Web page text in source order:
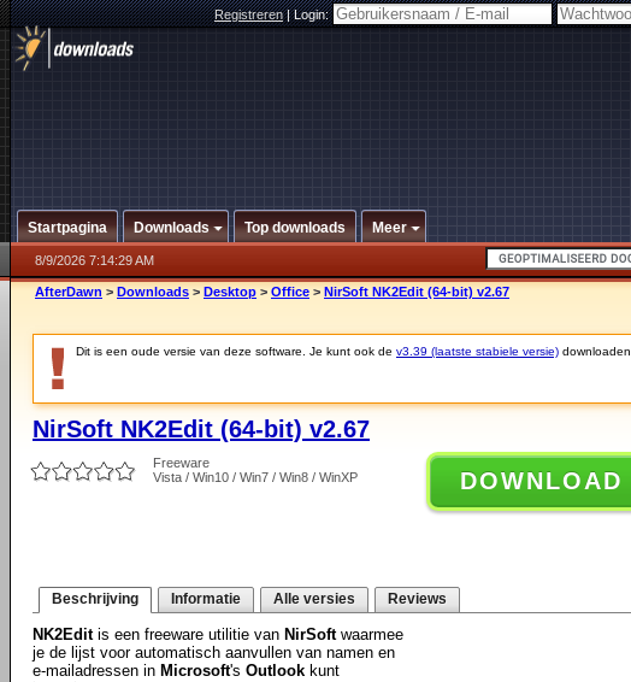
Registreren|Login:
Startpagina Downloads Top downloads Meer
8/9/2026 7:14:29 AM
AfterDawn > Downloads > Desktop > Office > NirSoft NK2Edit (64-bit) v2.67
Dit is een oude versie van deze software. Je kunt ook de v3.39 (laatste stabiele versie) downloaden.
NirSoft NK2Edit (64-bit) v2.67
Freeware
Vista / Win10 / Win7 / Win8 / WinXP
DOWNLOAD
Beschrijving Informatie Alle versies Reviews
NK2Editis een freeware utilitie van NirSoftwaarmee
je de lijst voor automatisch aanvullen van namen en
e-mailadressen in Microsoft's Outlook kunt